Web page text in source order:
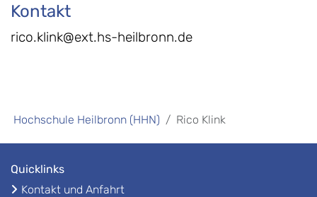
Kontakt
rico.klink@ext.hs-heilbronn.de
Hochschule Heilbronn (HHN) Rico Klink
Quicklinks
Kontakt und Anfahrt